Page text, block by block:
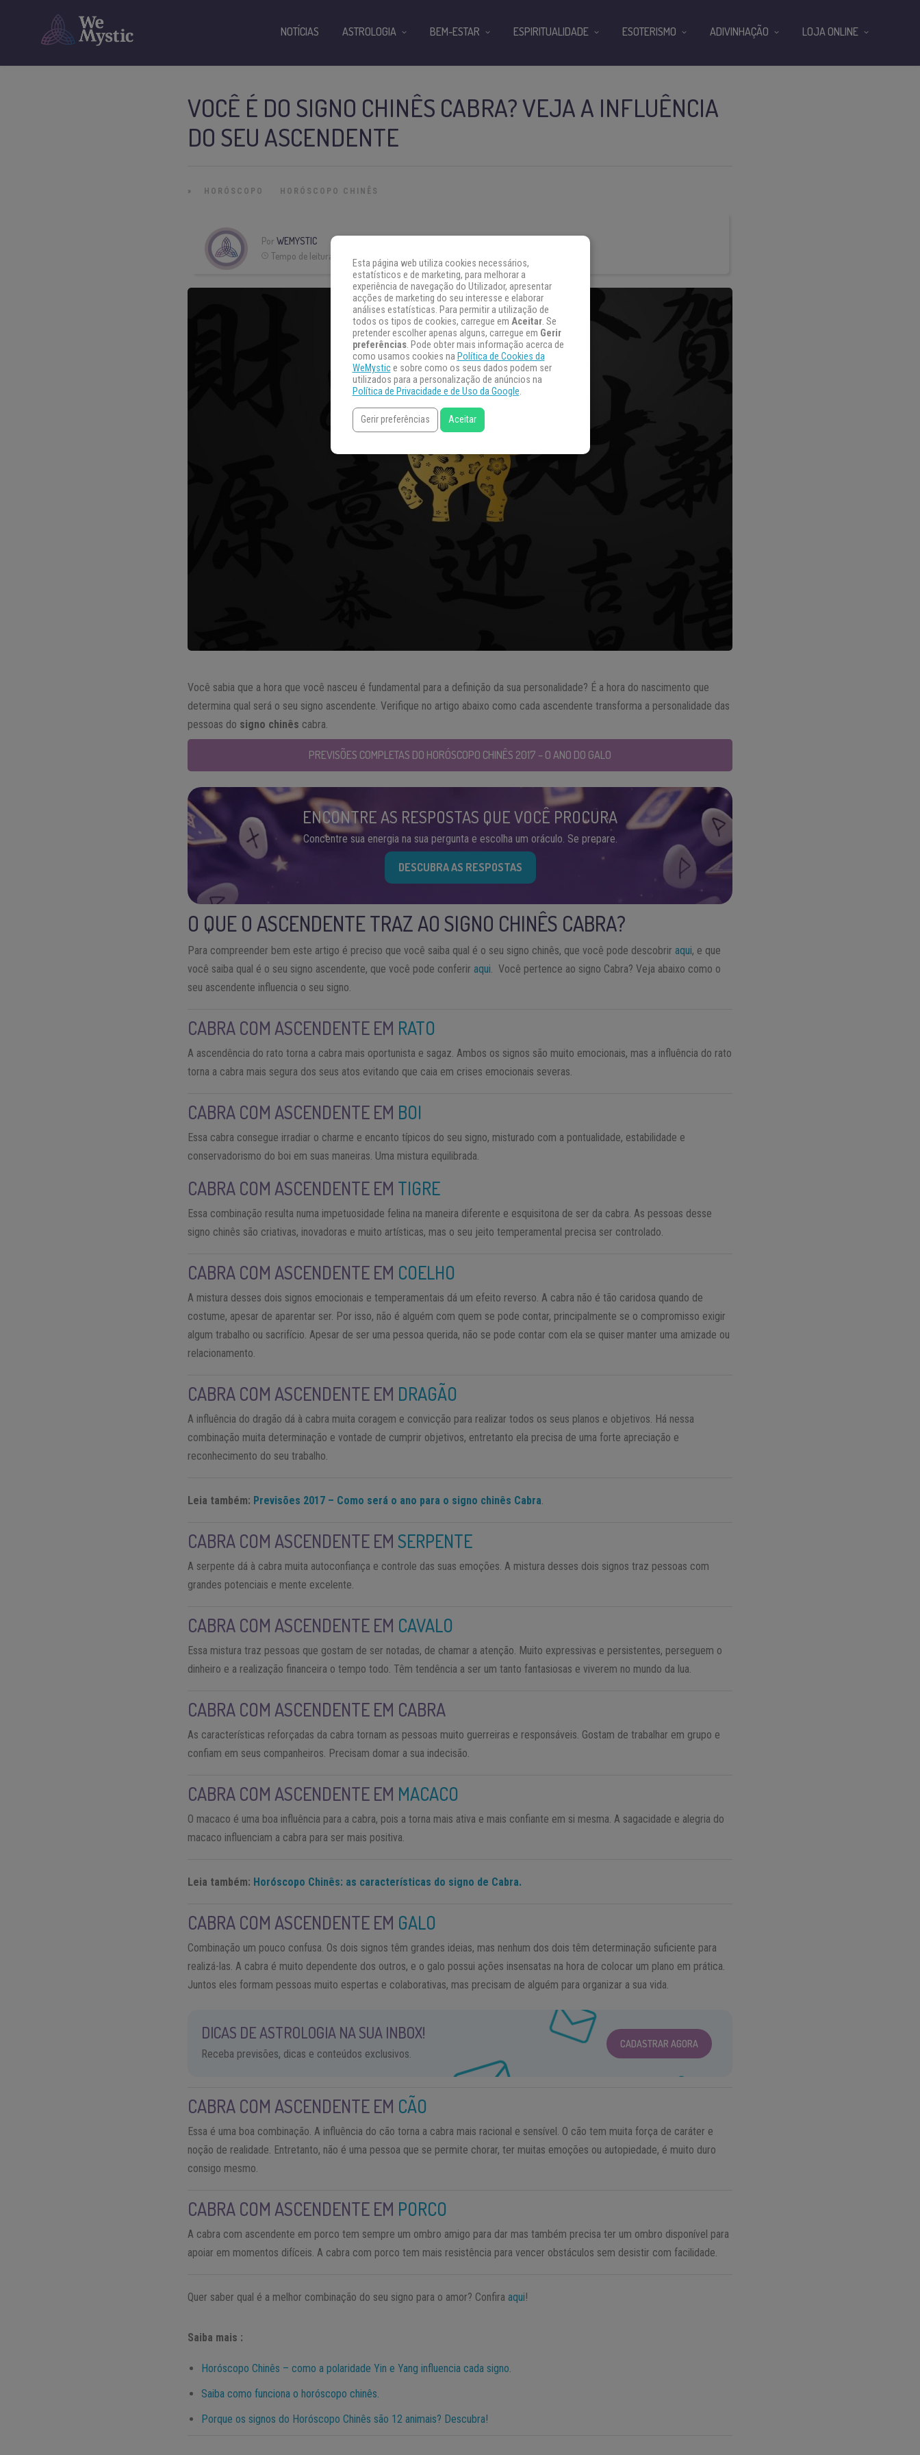
VOCÊ É DO SIGNO CHINÊS CABRA? VEJA A INFLUÊNCIA
DO SEU ASCENDENTE
» HORÓSCOPO HORÓSCOPO CHINÊS
Por WEMYSTIC
Tempo de leitura:
Você sabia que a hora que você nasceu é fundamental para a definição da sua personalidade? É a hora do nascimento que
determina qual será o seu signo ascendente. Verifique no artigo abaixo como cada ascendente transforma a personalidade das
pessoas do signo chinês cabra.
PREVISÕES COMPLETAS DO HORÓSCOPO CHINÊS 2017 – O ANO DO GALO
ENCONTRE AS RESPOSTAS QUE VOCÊ PROCURA
Concentre sua energia na sua pergunta e escolha um oráculo. Se prepare.
DESCUBRA AS RESPOSTAS
O QUE O ASCENDENTE TRAZ AO SIGNO CHINÊS CABRA?
Para compreender bem este artigo é preciso que você saiba qual é o seu signo chinês, que você pode descobriraqui, e que
você saiba qual é o seu signo ascendente, que você pode conferiraqui. Você pertence ao signo Cabra? Veja abaixo como o
seu ascendente influencia o seu signo.
CABRA COM ASCENDENTE EM RATO
A ascendência do rato torna a cabra mais oportunista e sagaz. Ambos os signos são muito emocionais, mas a influência do rato
torna a cabra mais segura dos seus atos evitando que caia em crises emocionais severas.
CABRA COM ASCENDENTE EM BOI
Essa cabra consegue irradiar o charme e encanto típicos do seu signo, misturado com a pontualidade, estabilidade e
conservadorismo do boi em suas maneiras. Uma mistura equilibrada.
CABRA COM ASCENDENTE EM TIGRE
Essa combinação resulta numa impetuosidade felina na maneira diferente e esquisitona de ser da cabra. As pessoas desse
signo chinês são criativas, inovadoras e muito artísticas, mas o seu jeito temperamental precisa ser controlado.
CABRA COM ASCENDENTE EM COELHO
A mistura desses dois signos emocionais e temperamentais dá um efeito reverso. A cabra não é tão caridosa quando de
costume, apesar de aparentar ser. Por isso, não é alguém com quem se pode contar, principalmente se o compromisso exigir
algum trabalho ou sacrifício. Apesar de ser uma pessoa querida, não se pode contar com ela se quiser manter uma amizade ou
relacionamento.
CABRA COM ASCENDENTE EM DRAGÃO
A influência do dragão dá à cabra muita coragem e convicção para realizar todos os seus planos e objetivos. Há nessa
combinação muita determinação e vontade de cumprir objetivos, entretanto ela precisa de uma forte apreciação e
reconhecimento do seu trabalho.
Leia também: Previsões 2017 – Como será o ano para o signo chinês Cabra.
CABRA COM ASCENDENTE EMSERPENTE
A serpente dá à cabra muita autoconfiança e controle das suas emoções. A mistura desses dois signos traz pessoas com
grandes potenciais e mente excelente.
CABRA COM ASCENDENTE EM CAVALO
Essa mistura traz pessoas que gostam de ser notadas, de chamar a atenção. Muito expressivas e persistentes, perseguem o
dinheiro e a realização financeira o tempo todo. Têm tendência a ser um tanto fantasiosas e viverem no mundo da lua.
CABRA COM ASCENDENTE EM CABRA
As características reforçadas da cabra tornam as pessoas muito guerreiras e responsáveis. Gostam de trabalhar em grupo e
confiam em seus companheiros. Precisam domar a sua indecisão.
CABRA COM ASCENDENTE EM MACACO
O macaco é uma boa influência para a cabra, pois a torna mais ativa e mais confiante em si mesma. A sagacidade e alegria do
macaco influenciam a cabra para ser mais positiva.
Leia também: Horóscopo Chinês: as características do signo de Cabra.
CABRA COM ASCENDENTE EM GALO
Combinação um pouco confusa. Os dois signos têm grandes ideias, mas nenhum dos dois têm determinação suficiente para
realizá-las. A cabra é muito dependente dos outros, e o galo possui ações insensatas na hora de colocar um plano em prática.
Juntos eles formam pessoas muito espertas e colaborativas, mas precisam de alguém para organizar a sua vida.
DICAS DE ASTROLOGIA NA SUA INBOX!
Receba previsões, dicas e conteúdos exclusivos.
CADASTRAR AGORA
CABRA COM ASCENDENTE EM CÃO
Essa é uma boa combinação. A influência do cão torna a cabra mais racional e sensível. O cão tem muita força de caráter e
noção de realidade. Entretanto, não é uma pessoa que se permite chorar, ter muitas emoções ou autopiedade, é muito duro
consigo mesmo.
CABRA COM ASCENDENTE EM PORCO
A cabra com ascendente em porco tem sempre um ombro amigo para dar mas também precisa ter um ombro disponível para
apoiar em momentos difíceis. A cabra com porco tem mais resistência para vencer obstáculos sem desistir com facilidade.
Quer saber qual é a melhor combinação do seu signo para o amor? Confiraaqui!
Saiba mais :
Horóscopo Chinês – como a polaridade Yin e Yang influencia cada signo.
Saiba como funciona o horóscopo chinês.
Porque os signos do Horóscopo Chinês são 12 animais? Descubra!
NOTÍCIAS ASTROLOGIA BEM-ESTAR ESPIRITUALIDADE ESOTERISMO ADIVINHAÇÃO LOJA ONLINE
Esta página web utiliza cookies necessários,
estatísticos e de marketing, para melhorar a
experiência de navegação do Utilizador, apresentar
acções de marketing do seu interesse e elaborar
análises estatísticas. Para permitir a utilização de
todos os tipos de cookies, carregue em Aceitar. Se
pretender escolher apenas alguns, carregue em Gerir
preferências. Pode obter mais informação acerca de
como usamos cookies na Política de Cookies da
WeMystice sobre como os seus dados podem ser
utilizados para a personalização de anúncios na
Política de Privacidade e de Uso da Google.
Gerir preferências Aceitar